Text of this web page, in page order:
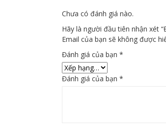
Chưa có đánh giá nào.
Hãy là người đầu tiên nhận xét
Email của bạn sẽ không được
Đánh giá của bạn*
Đánh giá của bạn*